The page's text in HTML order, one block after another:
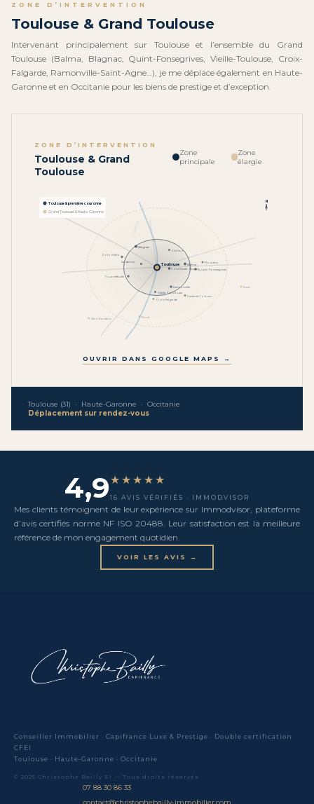
compréhension fine de vos besoins,
dans le respect de votre confidentialité.”
CHRISTOPHE BAILLY · CAPIFRANCE LUXE & PRESTIGE ·
CERTIFIÉ CFEI
ZONE D’INTERVENTION
Toulouse & Grand Toulouse
Intervenant principalement sur Toulouse et l’ensemble du Grand
Toulouse (Balma, Blagnac, Quint-Fonsegrives, Vieille-Toulouse, Croix-
Falgarde, Ramonville-Saint-Agne…), je me déplace également en Haute-
Garonne et en Occitanie pour les biens de prestige et d’exception.
ZONE D’INTERVENTION
Toulouse & Grand
Toulouse
Zone
principale
Zone
élargie
Garonne
Toulouse
Côte Pavée · Busca
Lardenne
Vieille-Toulouse
Croix-Falgarde
Balma
Quint-Fonsegrives
Flourens
Blagnac
Colomiers
L'Union
Ramonville
Castanet-Tolosan
Tournefeuille
Muret
Revel
Saint-Gaudens
Toulouse & première couronne
Grand Toulouse & Haute-Garonne
N
OUVRIR DANS GOOGLE MAPS →
Toulouse (31) · Haute-Garonne · Occitanie
Déplacement sur rendez-vous
4,9★★★★★
16 AVIS VÉRIFIÉS · IMMODVISOR
Mes clients témoignent de leur expérience sur Immodvisor, plateforme
d’avis certifiés norme NF ISO 20488. Leur satisfaction est la meilleure
référence de mon engagement quotidien.
VOIR LES AVIS →
Conseiller Immobilier · Capifrance Luxe & Prestige · Double certification
CFEI
Toulouse · Haute-Garonne · Occitanie
© 2025 Christophe Bailly EI — Tous droits réservés
07 88 30 86 33
contact@christophebailly-immobilier.com